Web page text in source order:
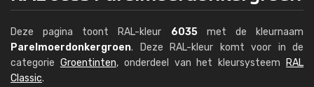
Deze pagina toont RAL-kleur 6035met de kleurnaam
Parelmoerdonkergroen. Deze RAL-kleur komt voor in de
categorie Groentinten, onderdeel van het kleursysteem
RAL
Classic.